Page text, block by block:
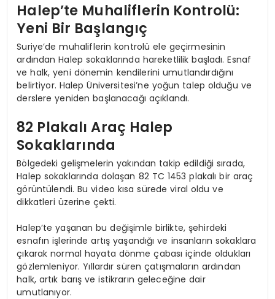
Halep’te Muhaliflerin Kontrolü:
Yeni Bir Başlangıç
Suriye’de muhaliflerin kontrolü ele geçirmesinin
ardından Halep sokaklarında hareketlilik başladı. Esnaf
ve halk, yeni dönemin kendilerini umutlandırdığını
belirtiyor. Halep Üniversitesi’ne yoğun talep olduğu ve
derslere yeniden başlanacağı açıklandı.
82 Plakalı Araç Halep
Sokaklarında
Bölgedeki gelişmelerin yakından takip edildiği sırada,
Halep sokaklarında dolaşan 82 TC 1453 plakalı bir araç
görüntülendi. Bu video kısa sürede viral oldu ve
dikkatleri üzerine çekti.
Halep’te yaşanan bu değişimle birlikte, şehirdeki
esnafın işlerinde artış yaşandığı ve insanların sokaklara
çıkarak normal hayata dönme çabası içinde oldukları
gözlemleniyor. Yıllardır süren çatışmaların ardından
halk, artık barış ve istikrarın geleceğine dair
umutlanıyor.